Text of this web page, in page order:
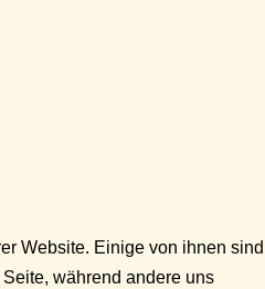
Website. Einige von ihnen sind
während andere uns